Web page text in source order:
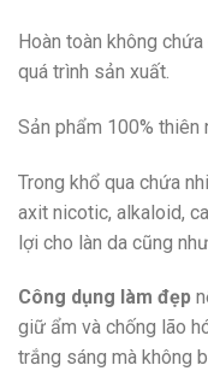
Hoàn toàn không
quá trình sản xuất.
Sản phẩm 100% thiên
Trong khổ qua chứa
axit nicotic, alkaloid,
lợi cho làn da cũng
Công dụng làm đẹp
giữ ẩm và chống lão
trắng sáng mà không